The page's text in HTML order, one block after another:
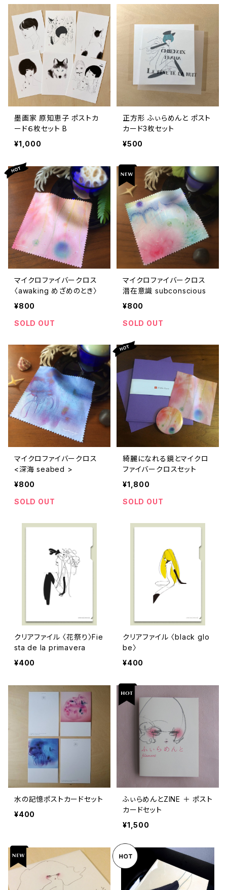
墨画家 原知恵子 ポストカ
ード６枚セット B
¥1,000
正方形 ふぃらめんと ポスト
カード3枚セット
¥500
マイクロファイバークロス
〈awaking めざめのとき〉
¥800
SOLD OUT
マイクロファイバークロス
潜在意識 subconscious
¥800
SOLD OUT
マイクロファイバークロス
<深海 seabed >
¥800
SOLD OUT
綺麗になれる鏡とマイクロ
ファイバークロスセット
¥1,800
SOLD OUT
クリアファイル 〈花祭り〉Fie
sta de la primavera
¥400
クリアファイル 〈black glo
be〉
¥400
水の記憶ポストカードセット
¥400
ふぃらめんとZINE ＋ ポスト
カードセット
¥1,500